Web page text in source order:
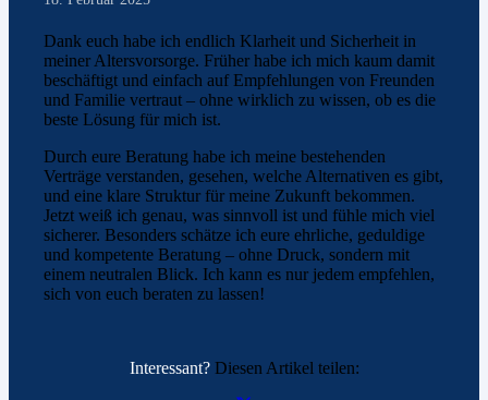
Dank euch habe ich endlich Klarheit und Sicherheit in
meiner Altersvorsorge. Früher habe ich mich kaum damit
beschäftigt und einfach auf Empfehlungen von Freunden
und Familie vertraut – ohne wirklich zu wissen, ob es die
beste Lösung für mich ist.
Durch eure Beratung habe ich meine bestehenden
Verträge verstanden, gesehen, welche Alternativen es gibt,
und eine klare Struktur für meine Zukunft bekommen.
Jetzt weiß ich genau, was sinnvoll ist und fühle mich viel
sicherer. Besonders schätze ich eure ehrliche, geduldige
und kompetente Beratung – ohne Druck, sondern mit
einem neutralen Blick. Ich kann es nur jedem empfehlen,
sich von euch beraten zu lassen!
Interessant?Diesen Artikel teilen: